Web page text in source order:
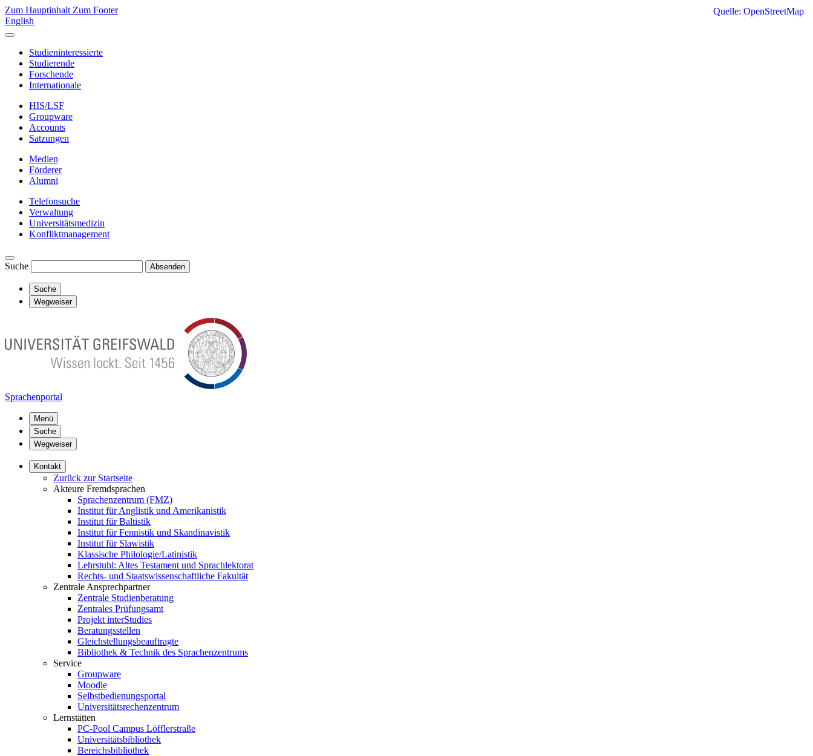
Zum Hauptinhalt Zum Footer
English
Studieninteressierte
Studierende
Forschende
Internationale
HIS/LSF
Groupware
Accounts
Satzungen
Medien
Förderer
Alumni
Telefonsuche
Verwaltung
Universitätsmedizin
Konfliktmanagement
Suche Absenden
Suche
Wegweiser
Sprachenportal
Menü
Suche
Wegweiser
Kontakt
Zurück zur Startseite
Akteure Fremdsprachen
Sprachenzentrum (FMZ)
Institut für Anglistik und Amerikanistik
Institut für Baltistik
Institut für Fennistik und Skandinavistik
Institut für Slawistik
Klassische Philologie/Latinistik
Lehrstuhl: Altes Testament und Sprachlektorat
Rechts- und Staatswissenschaftliche Fakultät
Zentrale Ansprechpartner
Zentrale Studienberatung
Zentrales Prüfungsamt
Projekt interStudies
Beratungsstellen
Gleichstellungsbeauftragte
Bibliothek & Technik des Sprachenzentrums
Service
Groupware
Moodle
Selbstbedienungsportal
Universitätsrechenzentrum
Lernstätten
PC-Pool Campus Löfflerstraße
Universitätsbibliothek
Bereichsbibliothek
Quelle: OpenStreetMap